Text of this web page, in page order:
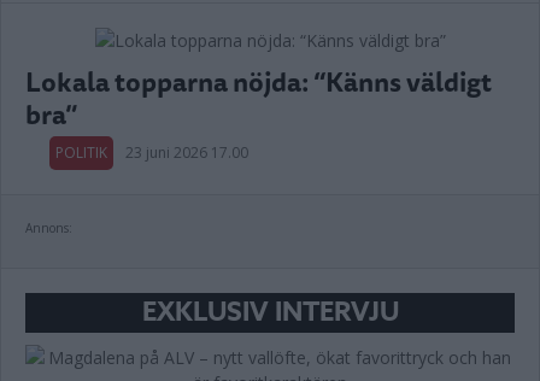
Lokala topparna nöjda: “Känns väldigt
bra”
POLITIK 23 juni 2026 17.00
Annons:
EXKLUSIV INTERVJU